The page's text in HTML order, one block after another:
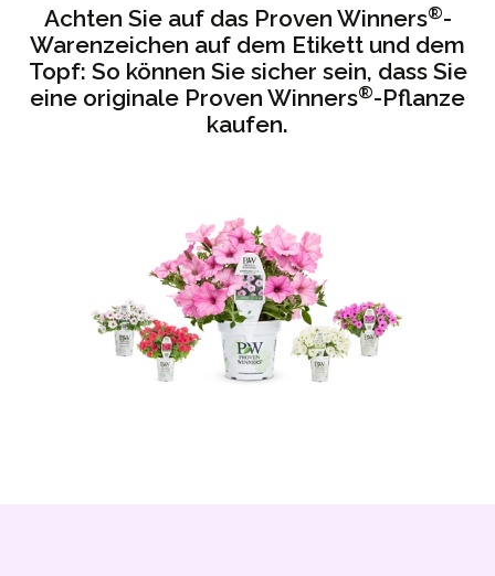
Achten Sie auf das Proven Winners®-
Warenzeichen auf dem Etikett und dem
Topf: So können Sie sicher sein, dass Sie
eine originale Proven Winners®-Pflanze
kaufen.